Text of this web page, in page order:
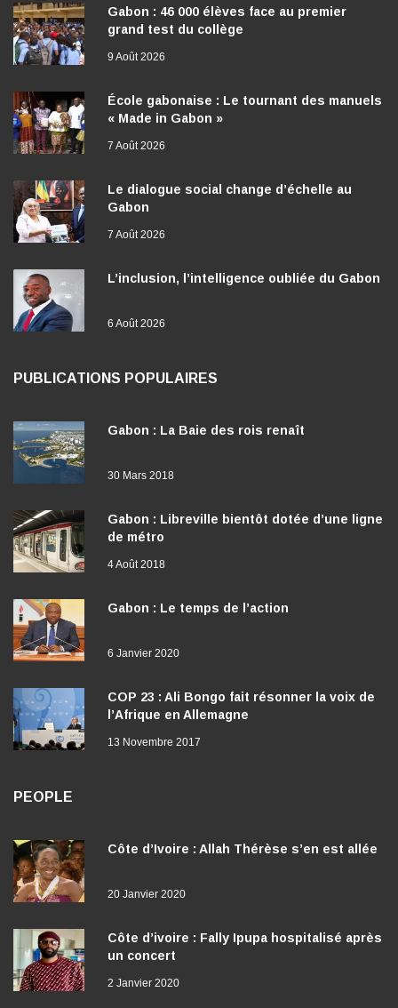
Gabon : 46 000 élèves face au premier
grand test du collège
9 Août 2026
École gabonaise : Le tournant des manuels
« Made in Gabon »
7 Août 2026
Le dialogue social change d’échelle au
Gabon
7 Août 2026
L’inclusion, l’intelligence oubliée du Gabon
6 Août 2026
PUBLICATIONS POPULAIRES
Gabon : La Baie des rois renaît
30 Mars 2018
Gabon : Libreville bientôt dotée d’une ligne
de métro
4 Août 2018
Gabon : Le temps de l’action
6 Janvier 2020
COP 23 : Ali Bongo fait résonner la voix de
l’Afrique en Allemagne
13 Novembre 2017
PEOPLE
Côte d’Ivoire : Allah Thérèse s’en est allée
20 Janvier 2020
Côte d’ivoire : Fally Ipupa hospitalisé après
un concert
2 Janvier 2020